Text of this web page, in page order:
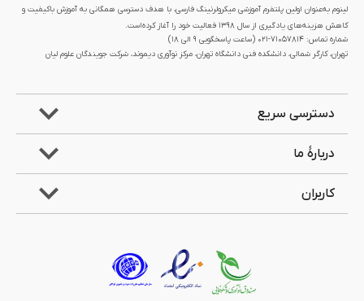
لینوم به‌عنوان اولین پلتفرم آموزشی میکرولرنینگ فارسی، با هدف دسترسی همگانی به آموزش باکیفیت و
کاهش هزینه‌های یادگیری از سال 1398 فعالیت خود را آغاز کرده‌است.
شماره تماس: 71057814-021 (ساعت پاسخگویی ۹ الی ۱۸)
تهران، کارگر شمالی، دانشکده فنی دانشگاه تهران، مرکز نوآوری دیموند، شرکت جویندگان علوم لیان
دسترسی سریع
دربارۀ ما
کاربران